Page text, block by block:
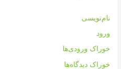
نام‌نویسی
ورود
خوراک ورودی‌ها
خوراک دیدگاه‌ها